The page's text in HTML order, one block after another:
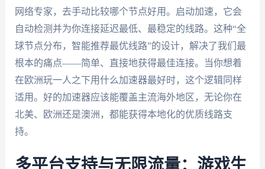
网络专家，去手动比较哪个节点好用。启动加速，它会
自动检测并为你连接延迟最低、最稳定的线路。这种“全
球节点分布，智能推荐最优线路”的设计，解决了我们最
根本的痛点——简单、直接地获得最佳连接。当你想着
在欧洲玩一人之下用什么加速器最好时，这个逻辑同样
适用。好的加速器应该能覆盖主流海外地区，无论你在
北美、欧洲还是澳洲，都能获得本地化的优质线路支
持。
多平台支持与无限流量：游戏生